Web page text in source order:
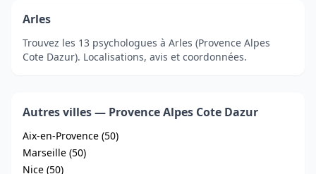
Arles
Trouvez les 13 psychologues à Arles (Provence Alpes
Cote Dazur). Localisations, avis et coordonnées.
Autres villes — Provence Alpes Cote Dazur
Aix-en-Provence (50)
Marseille (50)
Nice (50)